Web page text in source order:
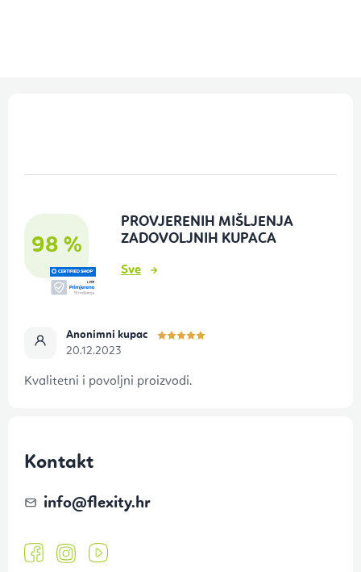
98 %
PROVJERENIH MIŠLJENJA
ZADOVOLJNIH KUPACA
Sve
Anonimni kupac
20.12.2023
Kvalitetni i povoljni proizvodi.
Kontakt
info@flexity.hr